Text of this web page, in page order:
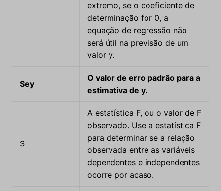
extremo, se o coeficiente de
determinação for 0, a
equação de regressão não
será útil na previsão de um
valor y.
Sey
O valor de erro padrão para a
estimativa de y.
S
A estatística F, ou o valor de F
observado. Use a estatística F
para determinar se a relação
observada entre as variáveis
dependentes e independentes
ocorre por acaso.